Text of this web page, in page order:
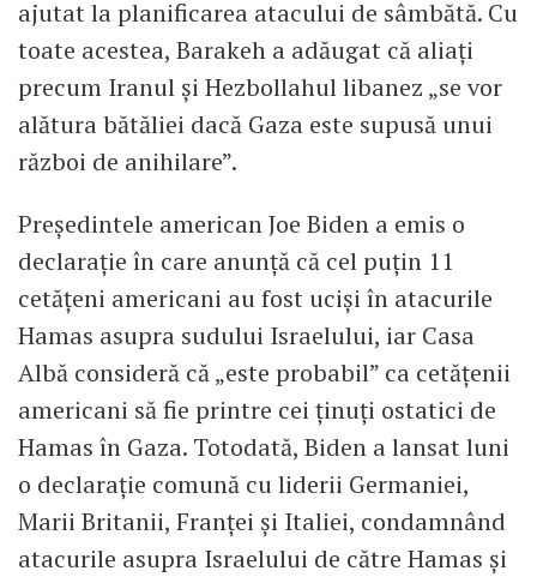
ajutat la planificarea atacului de sâmbătă. Cu
toate acestea, Barakeh a adăugat că aliați
precum Iranul și Hezbollahul libanez „se vor
alătura bătăliei dacă Gaza este supusă unui
război de anihilare”.
Președintele american Joe Biden a emis o
declarație în care anunță că cel puțin 11
cetățeni americani au fost uciși în atacurile
Hamas asupra sudului Israelului, iar Casa
Albă consideră că „este probabil” ca cetățenii
americani să fie printre cei ținuți ostatici de
Hamas în Gaza. Totodată, Biden a lansat luni
o declarație comună cu liderii Germaniei,
Marii Britanii, Franței și Italiei, condamnând
atacurile asupra Israelului de către Hamas și